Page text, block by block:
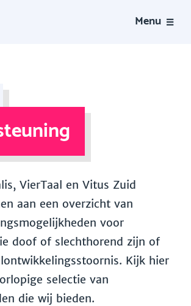
Menu
VierTaal en Vitus Zuid
aan een overzicht van
voor
doof of slechthorend zijn of
Kijk hier
selectie van
die wij bieden.